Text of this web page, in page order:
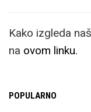
Kako izgleda
na ovom linku.
POPULARNO